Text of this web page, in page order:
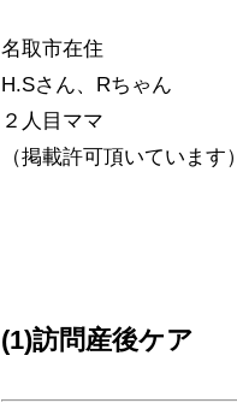
名取市在住
H.Sさん、Rちゃん
２人目ママ
⁡（掲載許可頂いています）
(1)訪問産後ケア